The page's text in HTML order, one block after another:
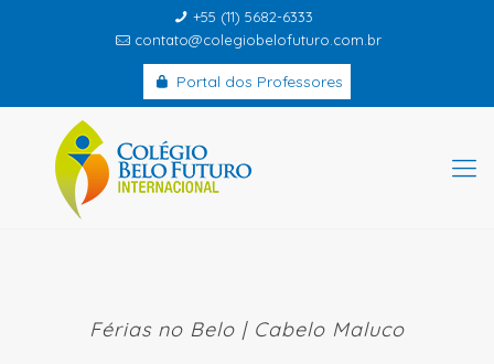
+55 (11) 5682-6333
contato@colegiobelofuturo.com.br
Portal dos Professores
Férias no Belo | Cabelo Maluco